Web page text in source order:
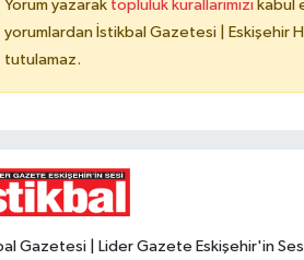
Yorum yazarak topluluk kurallarımızı kabul
yorumlardan İstikbal Gazetesi | Eskişehir
tutulamaz.
Gazetesi | Lider Gazete Eskişehir'in